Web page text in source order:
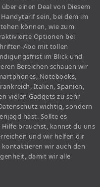
einen Deal von Diesem
sein, bei dem im
können, wie zum
Optionen bei
Abo mit tollen
im Blick und
Bereichen schauen wir
Notebooks,
Italien, Spanien,
vielen Gadgets zu sehr
wichtig, sondern
hast. Sollte es
brauchst, kannst du uns
und wir helfen dir
wir auch den
damit wir alle